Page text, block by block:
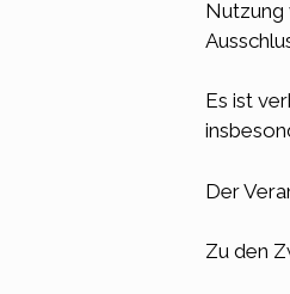
Nutzung
Es ist
Der
Zu den